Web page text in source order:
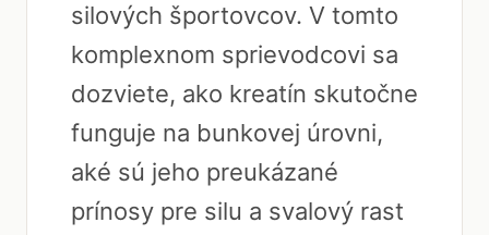
silových športovcov. V tomto
komplexnom sprievodcovi sa
dozviete, ako kreatín skutočne
funguje na bunkovej úrovni,
aké sú jeho preukázané
prínosy pre silu a svalový rast